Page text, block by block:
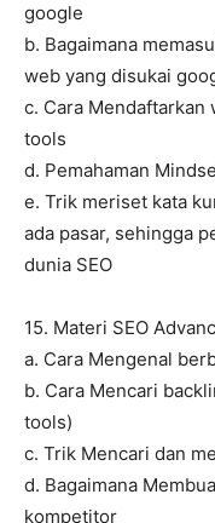
google
b. Bagaimana
web yang disukai
c. Cara
tools
d. Pemahaman
e. Trik meriset kata
ada pasar, sehingga
dunia SEO
15. Materi SEO
a. Cara Mengenal
b. Cara Mencari
tools)
c. Trik Mencari dan
d. Bagaimana
kompetitor